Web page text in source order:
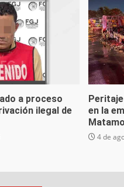
a proceso
ilegal de
en la
4 de